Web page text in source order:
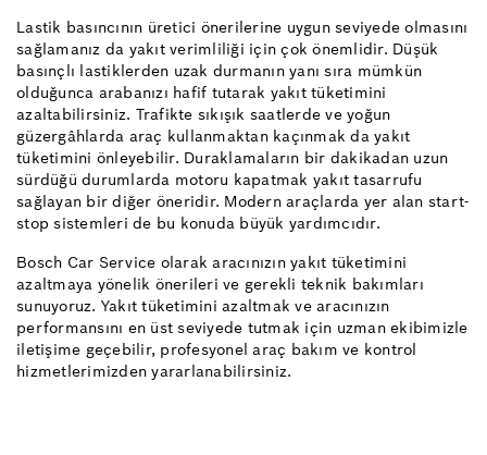
Lastik basıncının üretici önerilerine uygun seviyede olmasını
sağlamanız da yakıt verimliliği için çok önemlidir. Düşük
basınçlı lastiklerden uzak durmanın yanı sıra mümkün
olduğunca arabanızı hafif tutarak yakıt tüketimini
azaltabilirsiniz. Trafikte sıkışık saatlerde ve yoğun
güzergâhlarda araç kullanmaktan kaçınmak da yakıt
tüketimini önleyebilir. Duraklamaların bir dakikadan uzun
sürdüğü durumlarda motoru kapatmak yakıt tasarrufu
sağlayan bir diğer öneridir. Modern araçlarda yer alan start-
stop sistemleri de bu konuda büyük yardımcıdır.
Bosch Car Service olarak aracınızın yakıt tüketimini
azaltmaya yönelik önerileri ve gerekli teknik bakımları
sunuyoruz. Yakıt tüketimini azaltmak ve aracınızın
performansını en üst seviyede tutmak için uzman ekibimizle
iletişime geçebilir, profesyonel araç bakım ve kontrol
hizmetlerimizden yararlanabilirsiniz.